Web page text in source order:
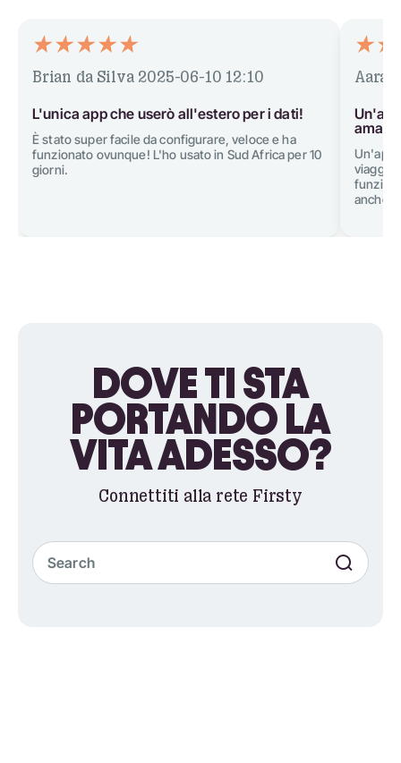
Brian da Silva 2025-06-10 12:10
L'unica app che userò all'estero per i dati!
È stato super facile da configurare, veloce e ha
funzionato ovunque! L'ho usato in Sud Africa per 10
giorni.
Aarav
Un'app
anche
DOVE TI STA
PORTANDO LA
VITA ADESSO?
Connettiti alla rete Firsty